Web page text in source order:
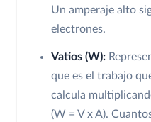
Un amperaje alto
electrones.
Vatios (W):
que es el trabajo
calcula
(W = V x A).